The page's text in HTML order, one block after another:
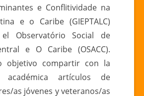
e Conflitividade na
e o Caribe (GIEPTALC)
Observatório Social de
e O Caribe (OSACC).
objetivo compartir con la
académica artículos de
as jóvenes y veteranos/as